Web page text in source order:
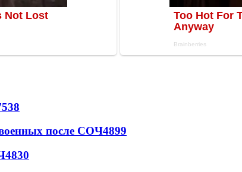
после СОЧ4899
4830